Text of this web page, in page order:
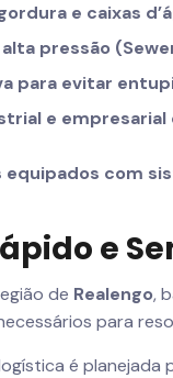
e caixas
pressão
para evitar
e
equipados com
e
de Realengo,
para
é planejada